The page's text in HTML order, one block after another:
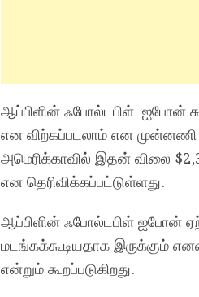
ஆப்பிளின் ஃபோல்டபிள் ஐபோன்
என விற்கப்படலாம் என
அமெரிக்காவில் இதன் விலை
என தெரிவிக்கப்பட்டுள்ளது.
ஆப்பிளின் ஃபோல்டபிள் ஐபோன்
மடங்கக்கூடியதாக இருக்கும்
என்றும் கூறப்படுகிறது.